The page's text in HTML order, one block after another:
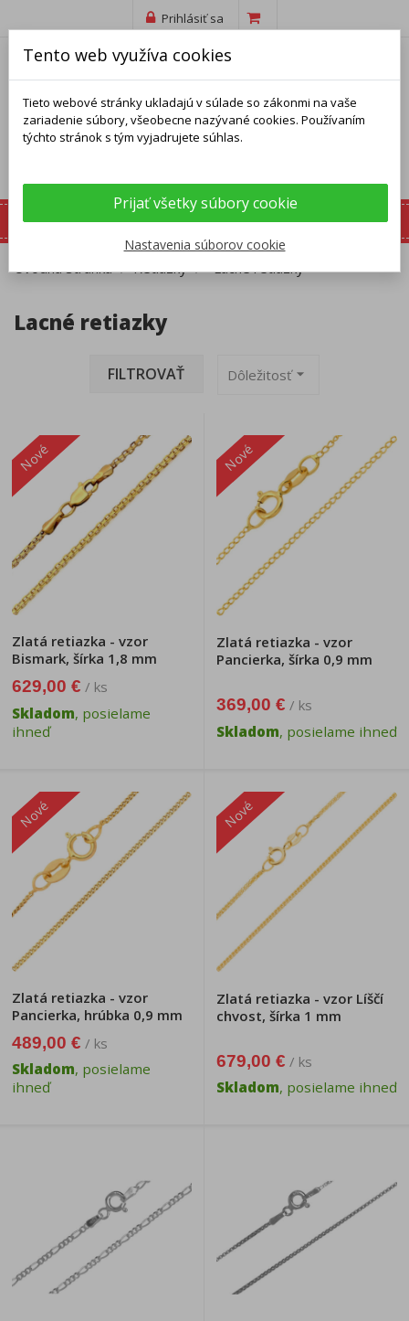
Prihlásiť sa
Úvodná stránka Retiazky Lacné retiazky
Lacné retiazky
FILTROVAŤ Dôležitosťarrow_drop_down
Zlatá retiazka - vzor
Bismark, šírka 1,8 mm
629,00 € / ks
Skladom, posielame
ihneď
Nové
Zlatá retiazka - vzor
Pancierka, šírka 0,9 mm
369,00 € / ks
Skladom, posielame ihneď
Nové
Zlatá retiazka - vzor
Pancierka, hrúbka 0,9 mm
489,00 € / ks
Skladom, posielame
ihneď
Nové
Zlatá retiazka - vzor Líščí
chvost, šírka 1 mm
679,00 € / ks
Skladom, posielame ihneď
Nové
Tento web využíva cookies
Tieto webové stránky ukladajú v súlade so zákonmi na vaše
zariadenie súbory, všeobecne nazývané cookies. Používaním
týchto stránok s tým vyjadrujete súhlas.
Prijať všetky súbory cookie
Nastavenia súborov cookie